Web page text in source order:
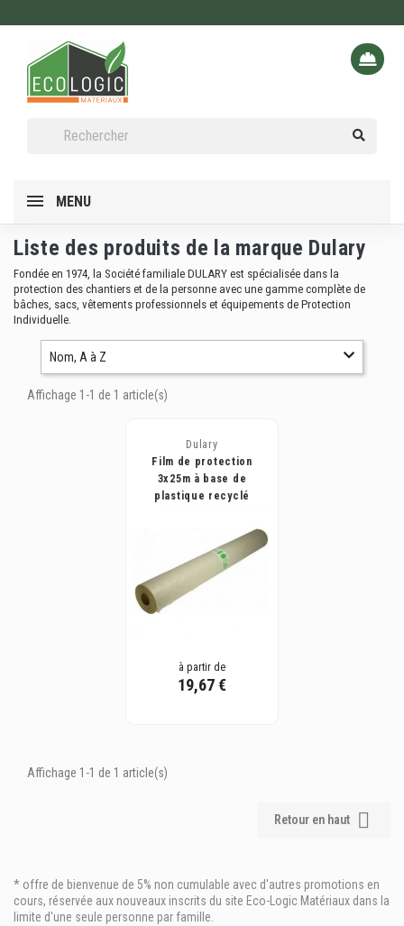
MENU
Liste des produits de la marque Dulary
Fondée en 1974, la Société familiale DULARY est spécialisée dans la
protection des chantiers et de la personne avec une gamme complète de
bâches, sacs, vêtements professionnels et équipements de Protection
Individuelle.
Nom, A à Z
Affichage 1-1 de 1 article(s)
Dulary
Film de protection
3x25m à base de
plastique recyclé
à partir de
19,67 €
Affichage 1-1 de 1 article(s)
Retour en haut 
* offre de bienvenue de 5% non cumulable avec d'autres promotions en
cours, réservée aux nouveaux inscrits du site Eco-Logic Matériaux dans la
limite d'une seule personne par famille.